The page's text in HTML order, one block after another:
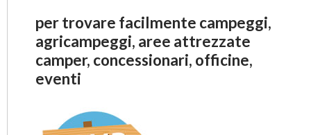
per trovare facilmente campeggi,
agricampeggi, aree attrezzate
camper, concessionari, officine,
eventi